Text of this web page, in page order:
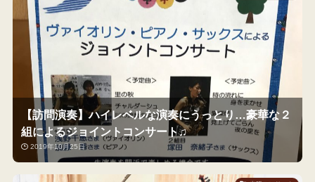
【訪問演奏】ハイレベルな演奏にうっとり…豪華な２
組によるジョイントコンサート♫
2019年10月25日